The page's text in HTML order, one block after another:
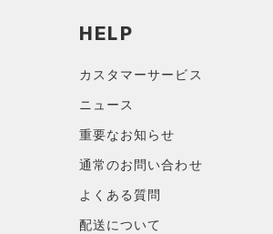
HELP
カスタマーサービス
ニュース
重要なお知らせ
通常のお問い合わせ
よくある質問
配送について